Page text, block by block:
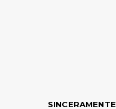
SINCERAMENTE